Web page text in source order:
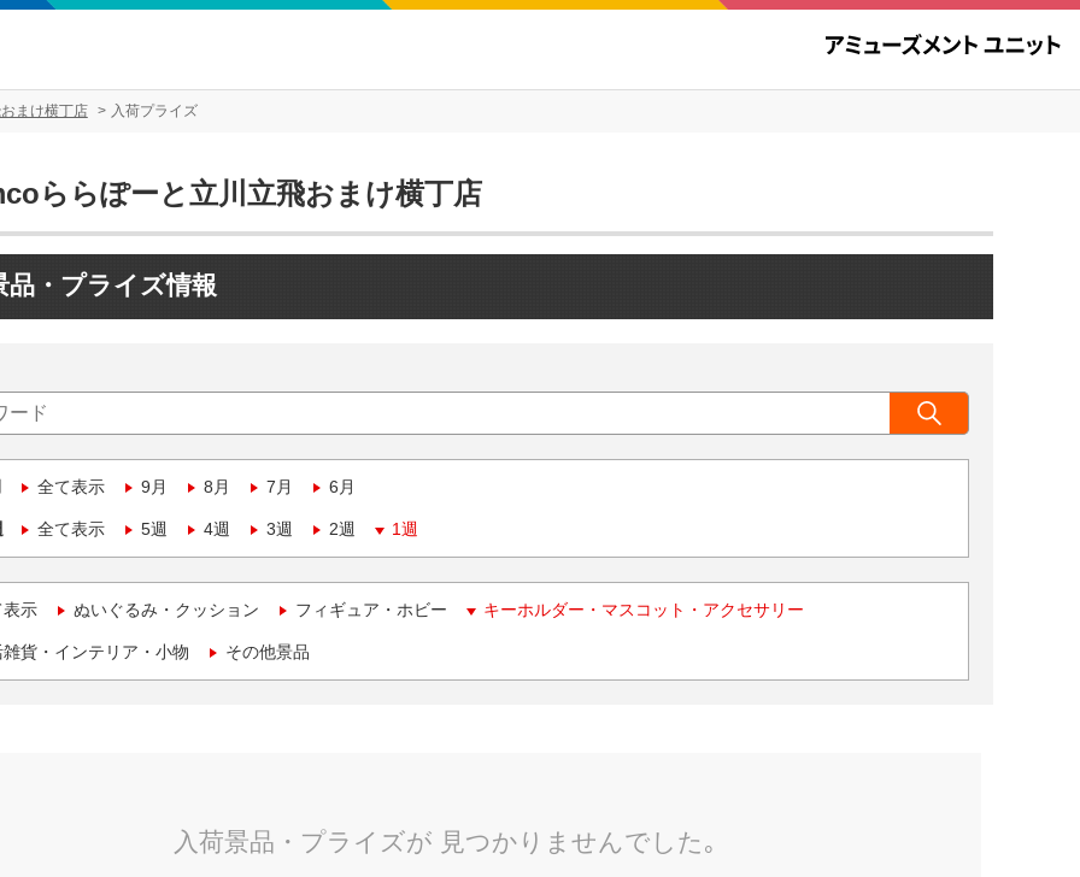
まけ横丁店 入荷プライズ
ららぽーと立川立飛おまけ横丁店
品・プライズ情報
全て表示 9月 8月 7月 6月
全て表示 5週 4週 3週 2週 1週
表示 ぬいぐるみ・クッション フィギュア・ホビー キーホルダー・マスコット・アクセサリー
貨・インテリア・小物 その他景品